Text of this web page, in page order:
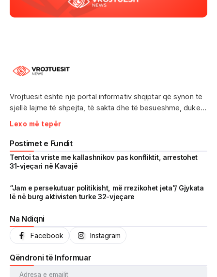
Vrojtuesit është një portal informativ shqiptar që synon të
sjellë lajme të shpejta, të sakta dhe të besueshme, duke
treguar realitetin pa çensurë. Fokus i punës sonë janë
ngjarjet e aktualitetit, problematikat sociale, denoncimet
qytetare dhe zhvillimet që prekin drejtpërdrejt jetën e
përditshme të shqiptarëve.
arritura në një kohë shumë të shkurtër, Vrojtuesit është
kthyer në një zë të fortë informimi dhe një pasqyrë reale të
Lexo më tepër
Postimet e Fundit
Tentoi ta vriste me kallashnikov pas konfliktit, arrestohet
31-vjeçari në Kavajë
“Jam e persekutuar politikisht, më rrezikohet jeta”/ Gjykata
lë në burg aktivisten turke 32-vjeçare
Na Ndiqni
Facebook Instagram
Qëndroni të Informuar